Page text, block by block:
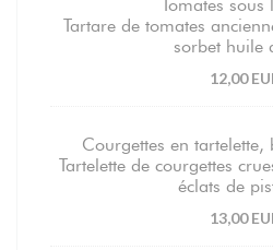
Tomates sous
Tartare de tomates
sorbet huile
12,00
Courgettes en tartelette,
Tartelette de courgettes
éclats de
13,00